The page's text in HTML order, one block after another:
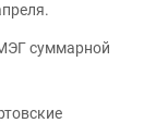
суммарной